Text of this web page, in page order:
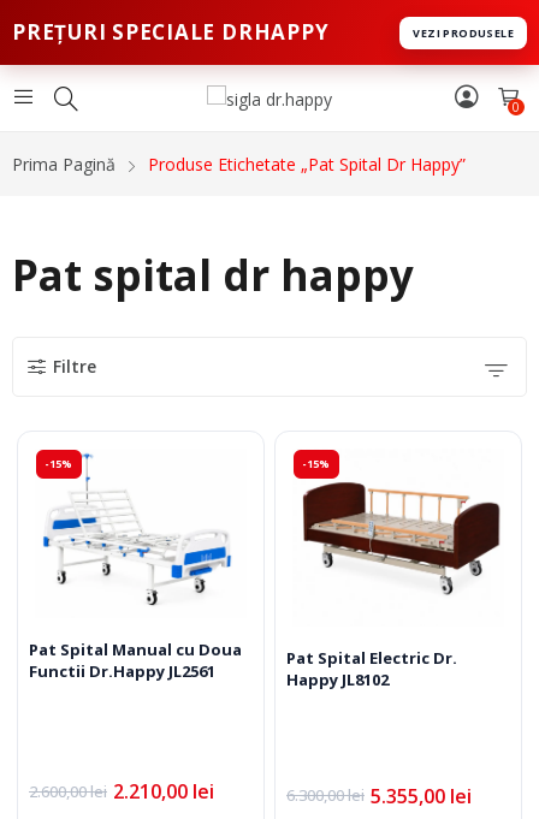
PREȚURI SPECIALE DRHAPPY VEZI PRODUSELE
0
Prima Pagină Produse Etichetate „Pat Spital Dr Happy”
Pat spital dr happy
Filtre
-15%
Pat Spital Manual cu Doua
Functii Dr.Happy JL2561
2.600,00lei
Prețul 2.210,00 lei
Prețul
-15%
Pat Spital Electric Dr.
Happy JL8102
6.300,00lei
Prețul 5.355,00 lei
Prețul